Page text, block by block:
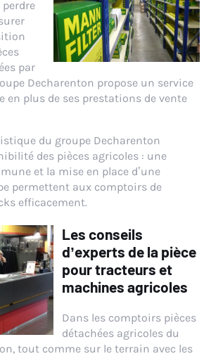
par
Decharenton propose un service
en plus de ses prestations de vente
du groupe Decharenton
des pièces agricoles : une
et la mise en place d’une
permettent aux comptoirs de
efficacement.
Les conseils
d’experts de la pièce
pour tracteurs et
machines agricoles
Dans les comptoirs pièces
détachées agricoles du
tout comme sur le terrain avec les